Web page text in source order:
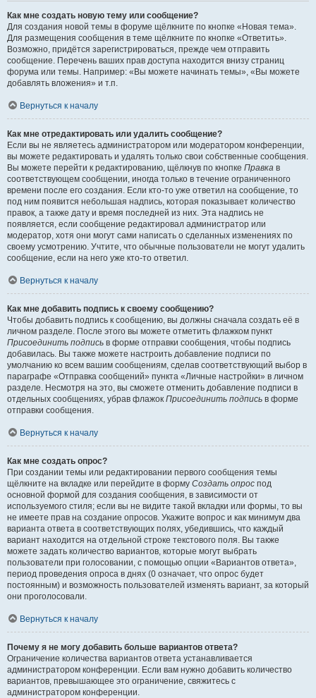
Как мне создать новую тему или сообщение?
Для создания новой темы в форуме щёлкните по кнопке «Новая тема».
Для размещения сообщения в теме щёлкните по кнопке «Ответить».
Возможно, придётся зарегистрироваться, прежде чем отправить
сообщение. Перечень ваших прав доступа находится внизу страниц
форума или темы. Например: «Вы можете начинать темы», «Вы можете
добавлять вложения» и т.п.
Вернуться к началу
Как мне отредактировать или удалить сообщение?
Если вы не являетесь администратором или модератором конференции,
вы можете редактировать и удалять только свои собственные сообщения.
Вы можете перейти к редактированию, щёлкнув по кнопке Правка в
соответствующем сообщении, иногда только в течение ограниченного
времени после его создания. Если кто-то уже ответил на сообщение, то
под ним появится небольшая надпись, которая показывает количество
правок, а также дату и время последней из них. Эта надпись не
появляется, если сообщение редактировал администратор или
модератор, хотя они могут сами написать о сделанных изменениях по
своему усмотрению. Учтите, что обычные пользователи не могут удалить
сообщение, если на него уже кто-то ответил.
Вернуться к началу
Как мне добавить подпись к своему сообщению?
Чтобы добавить подпись к сообщению, вы должны сначала создать её в
личном разделе. После этого вы можете отметить флажком пункт
Присоединить подпись в форме отправки сообщения, чтобы подпись
добавилась. Вы также можете настроить добавление подписи по
умолчанию ко всем вашим сообщениям, сделав соответствующий выбор в
параграфе «Отправка сообщений» пункта «Личные настройки» в личном
разделе. Несмотря на это, вы сможете отменить добавление подписи в
отдельных сообщениях, убрав флажок Присоединить подпись в форме
отправки сообщения.
Вернуться к началу
Как мне создать опрос?
При создании темы или редактировании первого сообщения темы
щёлкните на вкладке или перейдите в форму Создать опрос под
основной формой для создания сообщения, в зависимости от
используемого стиля; если вы не видите такой вкладки или формы, то вы
не имеете прав на создание опросов. Укажите вопрос и как минимум два
варианта ответа в соответствующих полях, убедившись, что каждый
вариант находится на отдельной строке текстового поля. Вы также
можете задать количество вариантов, которые могут выбрать
пользователи при голосовании, с помощью опции «Вариантов ответа»,
период проведения опроса в днях (0 означает, что опрос будет
постоянным) и возможность пользователей изменять вариант, за который
они проголосовали.
Вернуться к началу
Почему я не могу добавить больше вариантов ответа?
Ограничение количества вариантов ответа устанавливается
администратором конференции. Если вам нужно добавить количество
вариантов, превышающее это ограничение, свяжитесь с
администратором конференции.